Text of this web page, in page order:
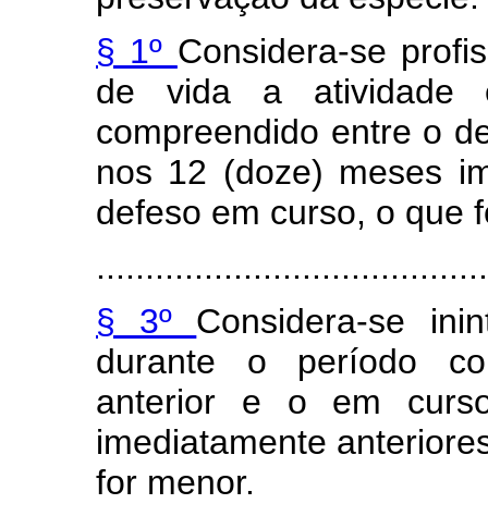
§ 1º Considera-se
de vida a atividade
compreendido entre o
nos 12 (doze) meses
defeso em curso, o que
§ 3º Considera-se
durante o período
anterior e o em
imediatamente
for menor.